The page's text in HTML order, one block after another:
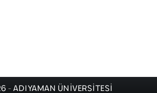
- ADIYAMAN ÜNİVERSİTESİ